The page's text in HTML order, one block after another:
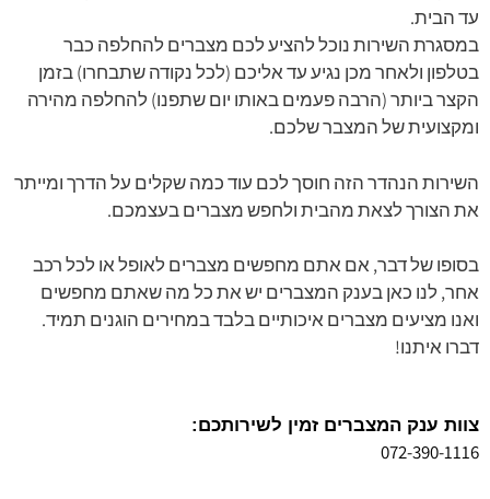
עד הבית.
במסגרת השירות נוכל להציע לכם מצברים להחלפה כבר
בטלפון ולאחר מכן נגיע עד אליכם (לכל נקודה שתבחרו) בזמן
הקצר ביותר (הרבה פעמים באותו יום שתפנו) להחלפה מהירה
ומקצועית של המצבר שלכם.
השירות הנהדר הזה חוסך לכם עוד כמה שקלים על הדרך ומייתר
את הצורך לצאת מהבית ולחפש מצברים בעצמכם.
בסופו של דבר, אם אתם מחפשים מצברים לאופל או לכל רכב
אחר, לנו כאן בענק המצברים יש את כל מה שאתם מחפשים
ואנו מציעים מצברים איכותיים בלבד במחירים הוגנים תמיד.
דברו איתנו!
צוות ענק המצברים זמין לשירותכם:
072-390-1116